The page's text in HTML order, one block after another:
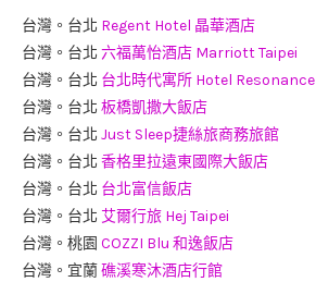
台灣。台北 Regent Hotel 晶華酒店
台灣。台北 六福萬怡酒店 Marriott Taipei
台灣。台北 台北時代寓所 Hotel Resonance
台灣。台北 板橋凱撒大飯店
台灣。台北 Just Sleep捷絲旅商務旅館
台灣。台北 香格里拉遠東國際大飯店
台灣。台北 台北富信飯店
台灣。台北 艾爾行旅 Hej Taipei
台灣。桃園 COZZI Blu 和逸飯店
台灣。宜蘭礁溪寒沐酒店行館